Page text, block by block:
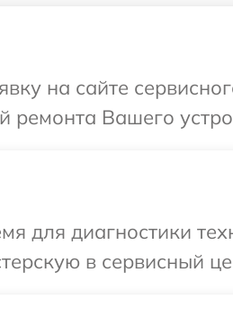
на сайте
ремонта Вашего
для диагностики
в сервисный